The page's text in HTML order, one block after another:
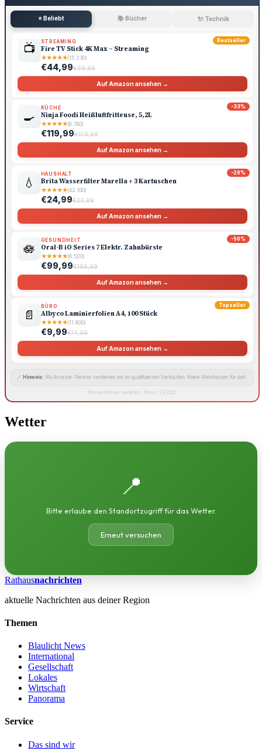
⭐ Beliebt 📚 Bücher 🔌 Technik
Bestseller
📺 STREAMING
Fire TV Stick 4K Max – Streaming
★★★★★(15.230)
€44,99€69,99
Auf Amazon ansehen →
-33%
🍳
KÜCHE
Ninja Foodi Heißluftfritteuse, 5,2L
★★★★★(8.740)
€119,99€179,99
Auf Amazon ansehen →
-29%
💧
HAUSHALT
Brita Wasserfilter Marella + 3 Kartuschen
★★★★★(42.100)
€24,99€34,99
Auf Amazon ansehen →
-50%
🪷
GESUNDHEIT
Oral-B iO Series 7 Elektr. Zahnbürste
★★★★★(6.520)
€99,99€199,99
Auf Amazon ansehen →
Topseller
📄
BÜRO
Albyco Laminierfolien A4, 100 Stück
★★★★★(11.800)
€9,99€14,99
Auf Amazon ansehen →
🔗 Hinweis: Als Amazon-Partner verdienen wir an qualifizierten Verkäufen. Keine Mehrkosten für dich.
Preise können variieren · Stand: 7.8.2026
Wetter
📍
Bitte erlaube den Standortzugriff für das Wetter.
Erneut versuchen
Rathausnachrichten
aktuelle Nachrichten aus deiner Region
Themen
Blaulicht News
International
Gesellschaft
Lokales
Wirtschaft
Panorama
Service
Das sind wir